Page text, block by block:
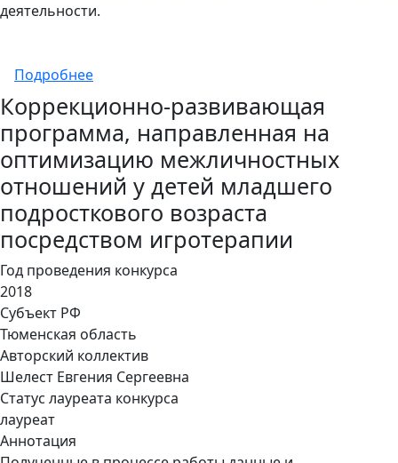
деятельности.
Подробнеео "Система работы "Психологическое
Коррекционно-развивающая
программа, направленная на
оптимизацию межличностных
отношений у детей младшего
подросткового возраста
посредством игротерапии
Год проведения конкурса
2018
Субъект РФ
Тюменская область
Авторский коллектив
Шелест Евгения Сергеевна
Статус лауреата конкурса
лауреат
Аннотация